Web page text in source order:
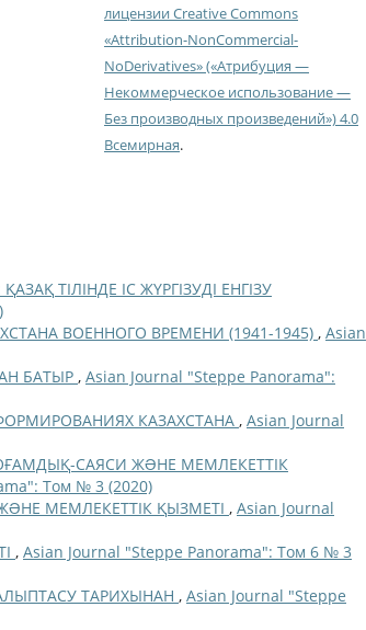
лицензии Creative Commons
«Attribution-NonCommercial-
NoDerivatives» («Атрибуция —
Некоммерческое использование —
Без производных произведений») 4.0
Всемирная.
ТІЛІНДЕ ІС ЖҮРГІЗУДІ ЕНГІЗУ
ВОЕННОГО ВРЕМЕНИ (1941-1945) , Asian
БАТЫР , Asian Journal "Steppe Panorama":
КАЗАХСТАНА , Asian Journal
САЯСИ ЖƏНЕ МЕМЛЕКЕТТІК
Том № 3 (2020)
МЕМЛЕКЕТТІК ҚЫЗМЕТІ , Asian Journal
, Asian Journal "Steppe Panorama": Том 6 № 3
ТАРИХЫНАН , Asian Journal "Steppe